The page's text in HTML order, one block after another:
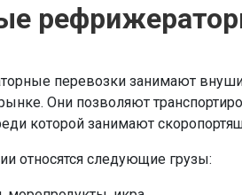
перевозки занимают
Они позволяют
которой занимают
относятся следующие грузы: